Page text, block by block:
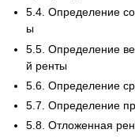
5.4. Определение
ы
5.5. Определение
й ренты
5.6. Определение
5.7. Определение
5.8. Отложенная